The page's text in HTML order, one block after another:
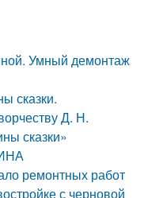
Умный демонтаж
сказки.
Д. Н.
сказки»
ремонтных работ
с черновой